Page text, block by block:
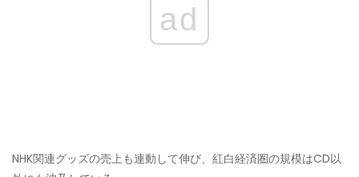
ad
NHK関連グッズの売上も連動して伸び、紅白経済圏の規模はCD以